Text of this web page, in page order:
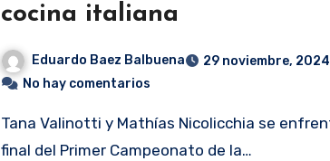
cocina italiana
Eduardo Baez Balbuena
29 noviembre, 2024
No hay comentarios
Tana Valinotti y Mathías Nicolicchia se enfrentarán en la
final del Primer Campeonato de la…